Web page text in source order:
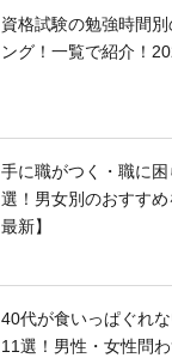
資格試験の勉強時間
ング！一覧で紹介！
手に職がつく・職に
選！男女別のおすす
最新】
40代が食いっぱぐれ
11選！男性・女性問